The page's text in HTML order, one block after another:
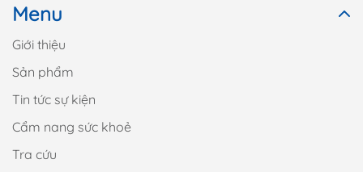
Menu
Giới thiệu
Sản phẩm
Tin tức sự kiện
Cẩm nang sức khoẻ
Tra cứu